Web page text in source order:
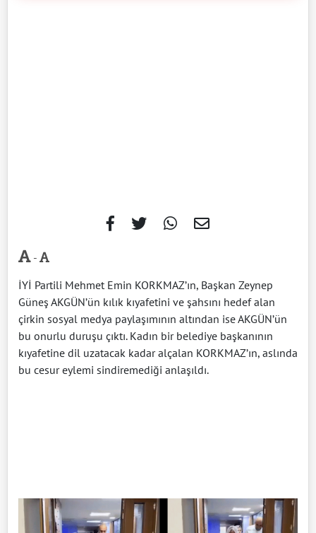
-
İYİ Partili Mehmet Emin KORKMAZ’ın, Başkan Zeynep
Güneş AKGÜN’ün kılık kıyafetini ve şahsını hedef alan
çirkin sosyal medya paylaşımının altından ise AKGÜN’ün
bu onurlu duruşu çıktı. Kadın bir belediye başkanının
kıyafetine dil uzatacak kadar alçalan KORKMAZ’ın, aslında
bu cesur eylemi sindiremediği anlaşıldı.